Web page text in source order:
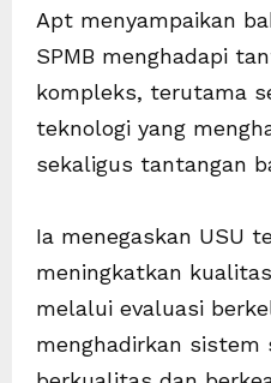
Apt menyampaikan
SPMB menghadapi
kompleks, terutama
teknologi yang
sekaligus tantangan
Ia menegaskan USU
meningkatkan
melalui evaluasi
menghadirkan sistem